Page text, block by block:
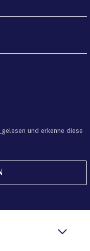
gelesen und erkenne diese